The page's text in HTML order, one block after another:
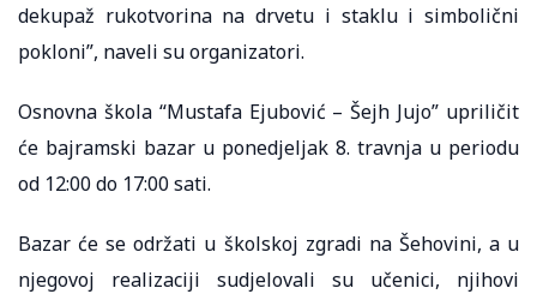
dekupaž rukotvorina na drvetu i staklu i simbolični
pokloni”, naveli su organizatori.
Osnovna škola “Mustafa Ejubović – Šejh Jujo” upriličit
će bajramski bazar u ponedjeljak 8. travnja u periodu
od 12:00 do 17:00 sati.
Bazar će se održati u školskoj zgradi na Šehovini, a u
njegovoj realizaciji sudjelovali su učenici, njihovi